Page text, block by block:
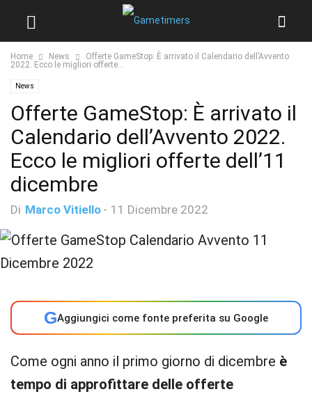
Home News
Offerte GameStop: È arrivato il Calendario dell’Avvento
2022. Ecco le migliori offerte...
News
Offerte GameStop: È arrivato il
Calendario dell’Avvento 2022.
Ecco le migliori offerte dell’11
dicembre
Di Marco Vitiello - 11 Dicembre 2022
GAggiungici come fonte preferita su Google
Come ogni anno il primo giorno di dicembre è
tempo di approfittare delle offerte